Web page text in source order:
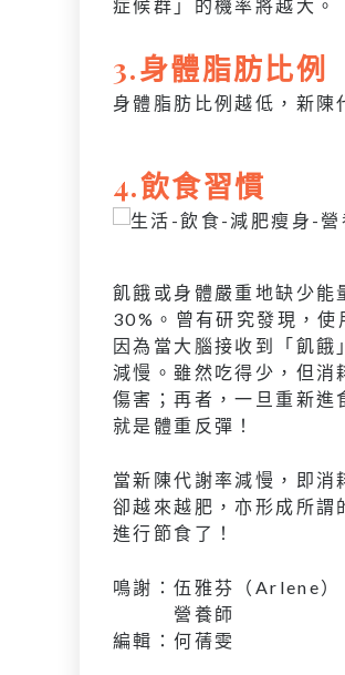
症候群」的機率將越大。
3.身體脂肪比例
身體脂肪比例越低，新陳
4.飲食習慣
飢餓或身體嚴重地缺少能
30%。曾有研究發現，
因為當大腦接收到「飢
減慢。雖然吃得少，但消
傷害；再者，一旦重新進
就是體重反彈！
當新陳代謝率減慢，即消
卻越來越肥，亦形成所謂
進行節食了！
鳴謝：伍雅芬（Arlene）
營養師
編輯：何蒨雯